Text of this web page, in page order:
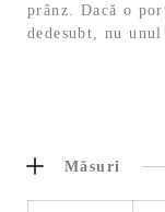
prânz. Dacă o
dedesubt, nu
Măsuri